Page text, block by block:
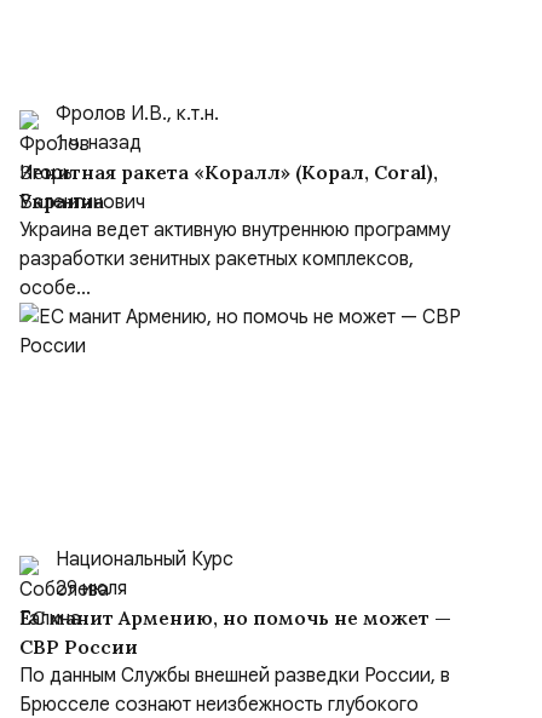
Фролов И.В., к.т.н.
1 ч. назад
Зенитная ракета «Коралл» (Корал, Coral),
Украина
Украина ведет активную внутреннюю программу
разработки зенитных ракетных комплексов,
особе...
Национальный Курс
29 июля
ЕС манит Армению, но помочь не может —
СВР России
По данным Службы внешней разведки России, в
Брюсселе сознают неизбежность глубокого